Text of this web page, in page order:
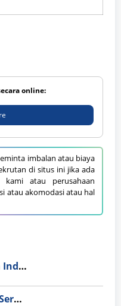
online:
imbalan atau biaya
di situs ini jika ada
kami atau perusahaan
atau akomodasi atau hal
Lowongan Kerja PT Nippon Indosari Corpindo Tbk. Bulan Agustus 2026
PT Reska Multi Usaha (KAI Services)